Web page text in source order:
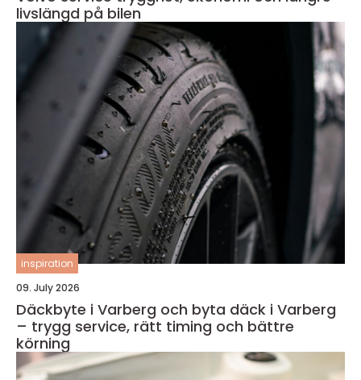
livslängd på bilen
inspiration
09. July 2026
Däckbyte i Varberg och byta däck i Varberg
– trygg service, rätt timing och bättre
körning